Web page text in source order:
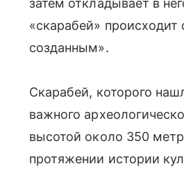
затем откладывает в
«скарабей» происходит
созданным».
Скарабей, которого
важного
высотой около 350
протяжении истории